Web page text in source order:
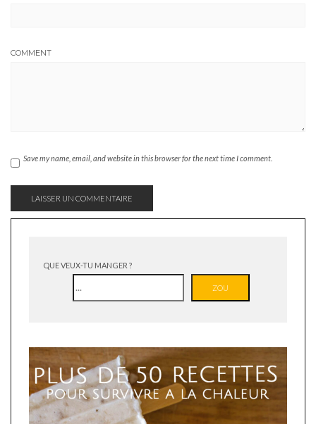
COMMENT
Save my name, email, and website in this browser for the next time I comment.
QUE VEUX-TU MANGER ?
ZOU